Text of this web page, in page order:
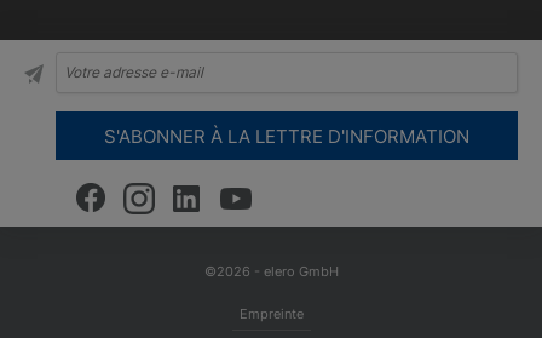
©2026 - elero GmbH
Empreinte